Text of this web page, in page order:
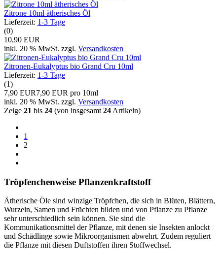
Zitrone 10ml ätherisches Öl
Lieferzeit: 1-3 Tage
(0)
10,90 EUR
inkl. 20 % MwSt. zzgl. Versandkosten
Zitronen-Eukalyptus bio Grand Cru 10ml
Lieferzeit: 1-3 Tage
(1)
7,90 EUR7,90 EUR pro 10ml
inkl. 20 % MwSt. zzgl. Versandkosten
Zeige 21 bis 24 (von insgesamt 24 Artikeln)
1
2
Tröpfenchenweise Pflanzenkraftstoff
Ätherische Öle sind winzige Tröpfchen, die sich in Blüten, Blättern,
Wurzeln, Samen und Früchten bilden und von Pflanze zu Pflanze
sehr unterschiedlich sein können. Sie sind die
Kommunikationsmittel der Pflanze, mit denen sie Insekten anlockt
und Schädlinge sowie Mikroorganismen abwehrt. Zudem reguliert
die Pflanze mit diesen Duftstoffen ihren Stoffwechsel.